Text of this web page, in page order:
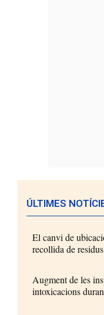
ÚLTIMES
El canvi de
recollida de
Augment de les
intoxicacions